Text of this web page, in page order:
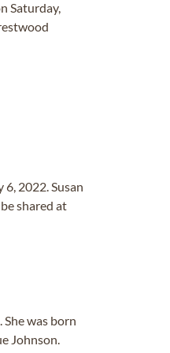
Saturday,
6, 2022. Susan
shared at
She was born
Johnson.